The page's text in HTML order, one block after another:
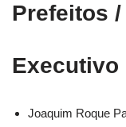
Prefeitos
Executivo
Joaquim Roque